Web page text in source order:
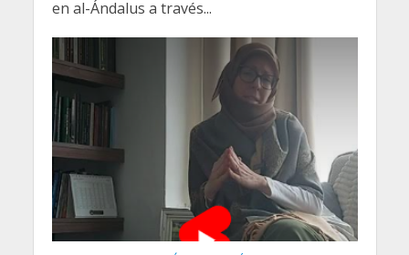
en al-Ándalus a través...